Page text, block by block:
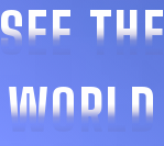
SEE THE
WORLD